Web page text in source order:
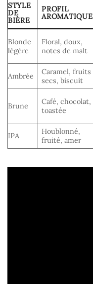
STYLE
DE
BIÈRE
PROFIL
AROMATIQUE
Blonde
légère
Floral, doux,
notes de malt
Ambrée
Caramel, fruits
secs, biscuit
Brune
Café, chocolat,
toastée
IPA
Houblonné,
fruité, amer